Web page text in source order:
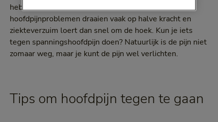
hebben voor het functioneren. Mensen met
hoofdpijnproblemen draaien vaak op halve kracht en
ziekteverzuim loert dan snel om de hoek. Kun je iets
tegen spanningshoofdpijn doen? Natuurlijk is de pijn niet
zomaar weg, maar je kunt de pijn wel verlichten.
Tips om hoofdpijn tegen te gaan